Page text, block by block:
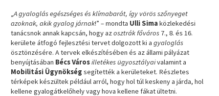
„A gyaloglás egészséges és klímabarát, így vörös szőnyeget
azoknak, akik gyalog járnak!” – mondta Ulli Simaközlekedési
tanácsnok annak kapcsán, hogy azosztrák főváros 7., 8. és 16.
kerülete átfogó fejlesztési tervet dolgozott ki agyaloglás
ösztönzésére. A tervek elkészítésében és az állami pályázat
benyújtásában Bécs Városilletékes ügyosztályaivalamint a
Mobilitási Ügynökség segítették a kerületeket. Részletes
térképek készültek például arról, hogy hol túl keskeny a járda, hol
kellene gyalogátkelőhely vagy hova kellene fákat ültetni.